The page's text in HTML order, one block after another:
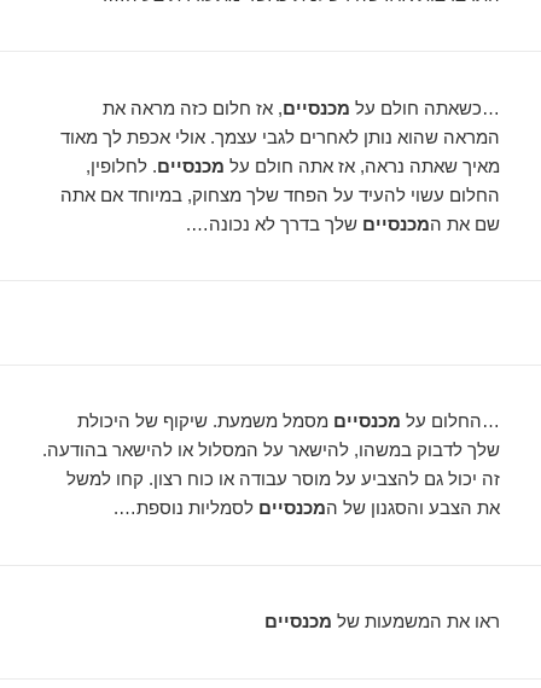
…כשאתה חולם על מכנסיים, אז חלום כזה מראה את
המראה שהוא נותן לאחרים לגבי עצמך. אולי אכפת לך מאוד
מאיך שאתה נראה, אז אתה חולם על מכנסיים. לחלופין,
החלום עשוי להעיד על הפחד שלך מצחוק, במיוחד אם אתה
שם את המכנסיים שלך בדרך לא נכונה….
…החלום על מכנסיים מסמל משמעת. שיקוף של היכולת
שלך לדבוק במשהו, להישאר על המסלול או להישאר בהודעה.
זה יכול גם להצביע על מוסר עבודה או כוח רצון. קחו למשל
את הצבע והסגנון של המכנסיים לסמליות נוספת….
ראו את המשמעות של מכנסיים